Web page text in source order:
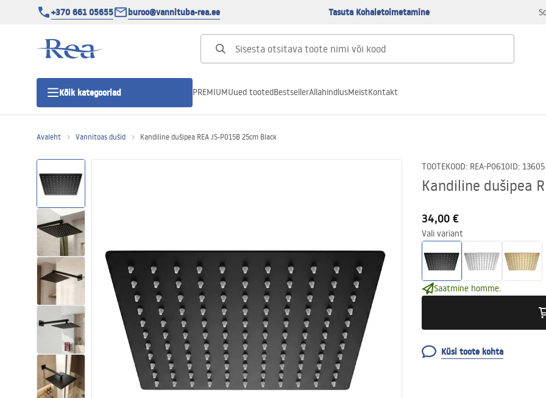
+370 661 05655 buroo@vannituba-rea.ee Tasuta Kohaletoimetamine
Kõik kategooriad
Duši uks
Vannitoa dušialused
Lineaarne duši äravool
Tualettruumid
Vajub ära
Vannid ja ekraanid
Vannitoa segistid
PREMIUMUued tootedBestsellerAllahindlusMeistKontakt
Avaleht Vannitoas dušid Kandiline dušipea REA JS-P015B 25cm Black
TOOTEKOOD: REA-P0610ID: 13605
Kandiline dušipea
34,00 €
Vali variant
Saatmine homme.
Küsi toote kohta